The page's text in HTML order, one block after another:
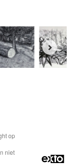
op
niet